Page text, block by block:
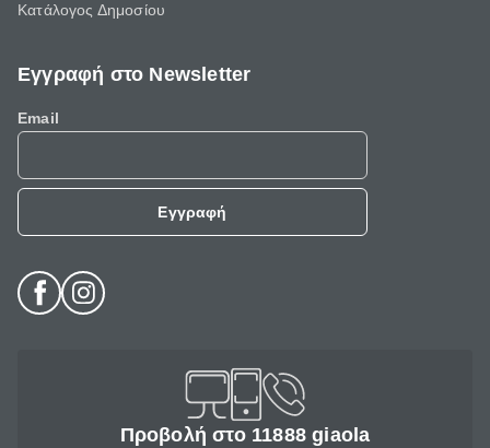
Κατάλογος Δημοσίου
Εγγραφή στο Newsletter
Email
Εγγραφή
Προβολή στο 11888 giaola